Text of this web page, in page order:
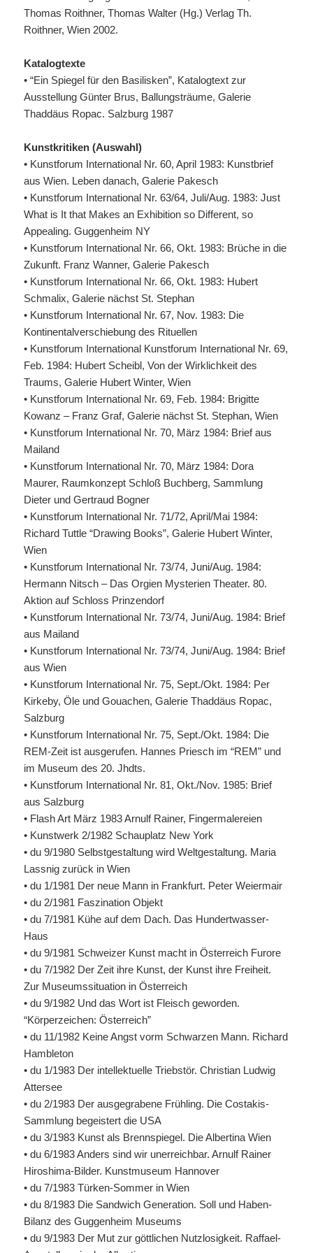
Thomas Roithner, Thomas Walter (Hg.) Verlag Th.
Roithner, Wien 2002.
Katalogtexte
• “Ein Spiegel für den Basilisken”, Katalogtext zur
Ausstellung Günter Brus, Ballungsträume, Galerie
Thaddäus Ropac. Salzburg 1987
Kunstkritiken (Auswahl)
• Kunstforum International Nr. 60, April 1983: Kunstbrief
aus Wien. Leben danach, Galerie Pakesch
• Kunstforum International Nr. 63/64, Juli/Aug. 1983: Just
What is It that Makes an Exhibition so Different, so
Appealing. Guggenheim NY
• Kunstforum International Nr. 66, Okt. 1983: Brüche in die
Zukunft. Franz Wanner, Galerie Pakesch
• Kunstforum International Nr. 66, Okt. 1983: Hubert
Schmalix, Galerie nächst St. Stephan
• Kunstforum International Nr. 67, Nov. 1983: Die
Kontinentalverschiebung des Rituellen
• Kunstforum International Kunstforum International Nr. 69,
Feb. 1984: Hubert Scheibl, Von der Wirklichkeit des
Traums, Galerie Hubert Winter, Wien
• Kunstforum International Nr. 69, Feb. 1984: Brigitte
Kowanz – Franz Graf, Galerie nächst St. Stephan, Wien
• Kunstforum International Nr. 70, März 1984: Brief aus
Mailand
• Kunstforum International Nr. 70, März 1984: Dora
Maurer, Raumkonzept Schloß Buchberg, Sammlung
Dieter und Gertraud Bogner
• Kunstforum International Nr. 71/72, April/Mai 1984:
Richard Tuttle “Drawing Books”, Galerie Hubert Winter,
Wien
• Kunstforum International Nr. 73/74, Juni/Aug. 1984:
Hermann Nitsch – Das Orgien Mysterien Theater. 80.
Aktion auf Schloss Prinzendorf
• Kunstforum International Nr. 73/74, Juni/Aug. 1984: Brief
aus Mailand
• Kunstforum International Nr. 73/74, Juni/Aug. 1984: Brief
aus Wien
• Kunstforum International Nr. 75, Sept./Okt. 1984: Per
Kirkeby, Öle und Gouachen, Galerie Thaddäus Ropac,
Salzburg
• Kunstforum International Nr. 75, Sept./Okt. 1984: Die
REM-Zeit ist ausgerufen. Hannes Priesch im “REM” und
im Museum des 20. Jhdts.
• Kunstforum International Nr. 81, Okt./Nov. 1985: Brief
aus Salzburg
• Flash Art März 1983 Arnulf Rainer, Fingermalereien
• Kunstwerk 2/1982 Schauplatz New York
• du 9/1980 Selbstgestaltung wird Weltgestaltung. Maria
Lassnig zurück in Wien
• du 1/1981 Der neue Mann in Frankfurt. Peter Weiermair
• du 2/1981 Faszination Objekt
• du 7/1981 Kühe auf dem Dach. Das Hundertwasser-
Haus
• du 9/1981 Schweizer Kunst macht in Österreich Furore
• du 7/1982 Der Zeit ihre Kunst, der Kunst ihre Freiheit.
Zur Museumssituation in Österreich
• du 9/1982 Und das Wort ist Fleisch geworden.
“Körperzeichen: Österreich”
• du 11/1982 Keine Angst vorm Schwarzen Mann. Richard
Hambleton
• du 1/1983 Der intellektuelle Triebstör. Christian Ludwig
Attersee
• du 2/1983 Der ausgegrabene Frühling. Die Costakis-
Sammlung begeistert die USA
• du 3/1983 Kunst als Brennspiegel. Die Albertina Wien
• du 6/1983 Anders sind wir unerreichbar. Arnulf Rainer
Hiroshima-Bilder. Kunstmuseum Hannover
• du 7/1983 Türken-Sommer in Wien
• du 8/1983 Die Sandwich Generation. Soll und Haben-
Bilanz des Guggenheim Museums
• du 9/1983 Der Mut zur göttlichen Nutzlosigkeit. Raffael-